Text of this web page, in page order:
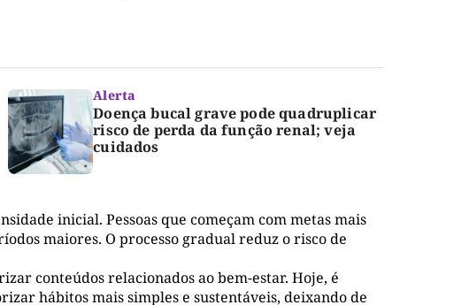
Alerta
Doença bucal grave pode quadruplicar
risco de perda da função renal; veja
cuidados
inicial. Pessoas que começam com metas mais
maiores. O processo gradual reduz o risco de
conteúdos relacionados ao bem-estar. Hoje, é
hábitos mais simples e sustentáveis, deixando de